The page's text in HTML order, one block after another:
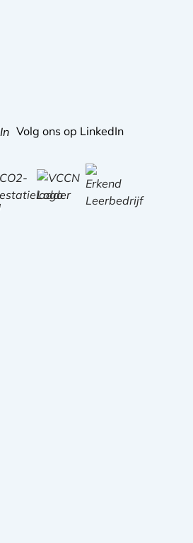
Volg ons op LinkedIn